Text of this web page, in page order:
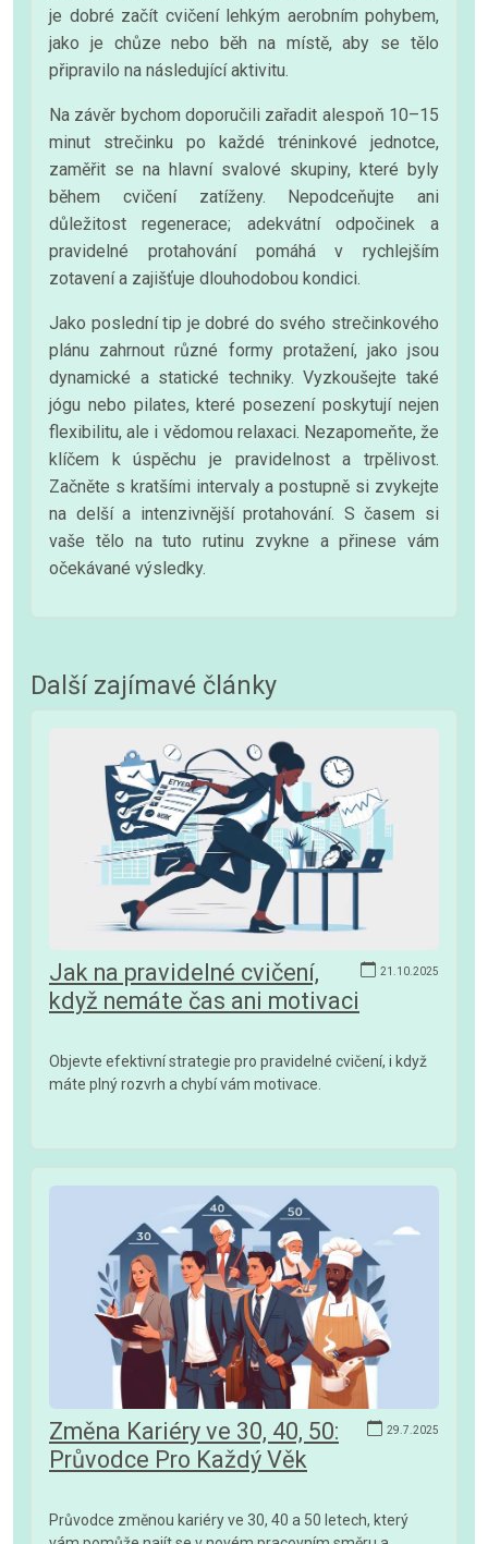
je dobré začít cvičení lehkým aerobním pohybem,
jako je chůze nebo běh na místě, aby se tělo
připravilo na následující aktivitu.
Na závěr bychom doporučili zařadit alespoň 10–15
minut strečinku po každé tréninkové jednotce,
zaměřit se na hlavní svalové skupiny, které byly
během cvičení zatíženy. Nepodceňujte ani
důležitost regenerace; adekvátní odpočinek a
pravidelné protahování pomáhá v rychlejším
zotavení a zajišťuje dlouhodobou kondici.
Jako poslední tip je dobré do svého strečinkového
plánu zahrnout různé formy protažení, jako jsou
dynamické a statické techniky. Vyzkoušejte také
jógu nebo pilates, které posezení poskytují nejen
flexibilitu, ale i vědomou relaxaci. Nezapomeňte, že
klíčem k úspěchu je pravidelnost a trpělivost.
Začněte s kratšími intervaly a postupně si zvykejte
na delší a intenzivnější protahování. S časem si
vaše tělo na tuto rutinu zvykne a přinese vám
očekávané výsledky.
Další zajímavé články
21.10.2025
Jak na pravidelné cvičení,
když nemáte čas ani motivaci
Objevte efektivní strategie pro pravidelné cvičení, i když
máte plný rozvrh a chybí vám motivace.
29.7.2025
Změna Kariéry ve 30, 40, 50:
Průvodce Pro Každý Věk
Průvodce změnou kariéry ve 30, 40 a 50 letech, který